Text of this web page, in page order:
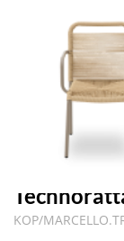
KOP/